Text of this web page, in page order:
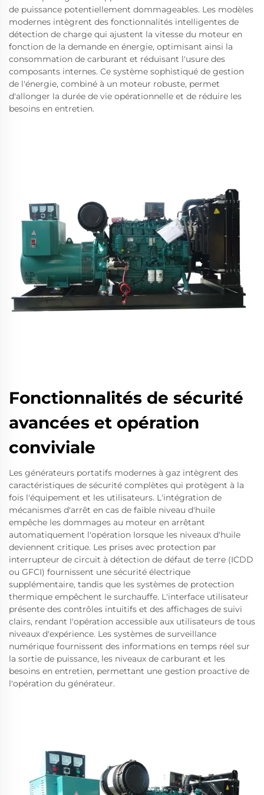
de puissance potentiellement dommageables. Les modèles
modernes intègrent des fonctionnalités intelligentes de
détection de charge qui ajustent la vitesse du moteur en
fonction de la demande en énergie, optimisant ainsi la
consommation de carburant et réduisant l'usure des
composants internes. Ce système sophistiqué de gestion
de l'énergie, combiné à un moteur robuste, permet
d'allonger la durée de vie opérationnelle et de réduire les
besoins en entretien.
Fonctionnalités de sécurité
avancées et opération
conviviale
Les générateurs portatifs modernes à gaz intègrent des
caractéristiques de sécurité complètes qui protègent à la
fois l'équipement et les utilisateurs. L'intégration de
mécanismes d'arrêt en cas de faible niveau d'huile
empêche les dommages au moteur en arrêtant
automatiquement l'opération lorsque les niveaux d'huile
deviennent critique. Les prises avec protection par
interrupteur de circuit à détection de défaut de terre (ICDD
ou GFCI) fournissent une sécurité électrique
supplémentaire, tandis que les systèmes de protection
thermique empêchent le surchauffe. L'interface utilisateur
présente des contrôles intuitifs et des affichages de suivi
clairs, rendant l'opération accessible aux utilisateurs de tous
niveaux d'expérience. Les systèmes de surveillance
numérique fournissent des informations en temps réel sur
la sortie de puissance, les niveaux de carburant et les
besoins en entretien, permettant une gestion proactive de
l'opération du générateur.